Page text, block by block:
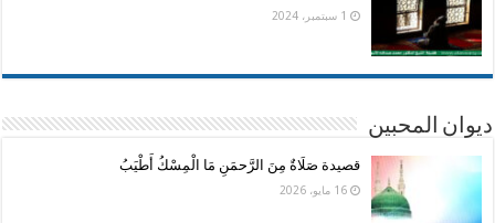
1 سبتمبر، 2024
ديوان المحبين
قصيدة صَلَاةٌ مِنَ الرَّحمَنِ مَا الْمِسْكُ أَطْيَبُ
16 مايو، 2026